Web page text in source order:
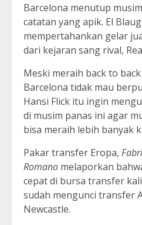
Barcelona menutup
catatan yang apik. El
mempertahankan gelar
dari kejaran sang rival,
Meski meraih back to
Barcelona tidak mau
Hansi Flick itu ingin
di musim panas ini agar
bisa meraih lebih banyak
Pakar transfer Eropa,
Romano melaporkan
cepat di bursa transfer
sudah mengunci transfer
Newcastle.